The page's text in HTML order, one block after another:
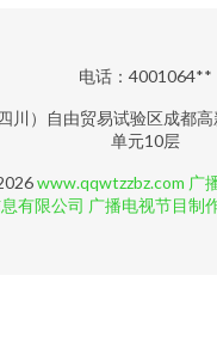
电话：4001064**
川）自由贸易试验区成都
单元10层
www.qqwtzzbz.com 广
有限公司 广播电视节目制